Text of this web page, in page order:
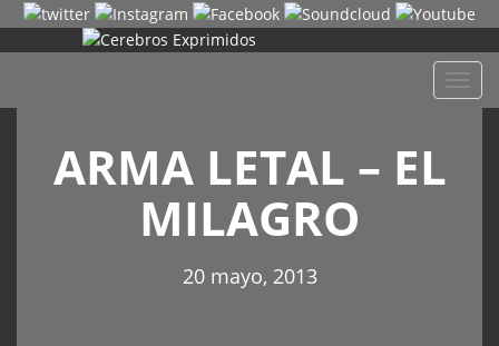
ARMA LETAL – EL
MILAGRO
20 mayo, 2013